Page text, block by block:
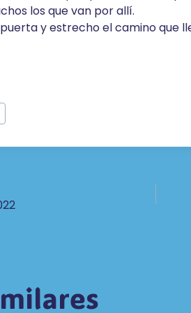
los que van por allí.
y estrecho el camino que